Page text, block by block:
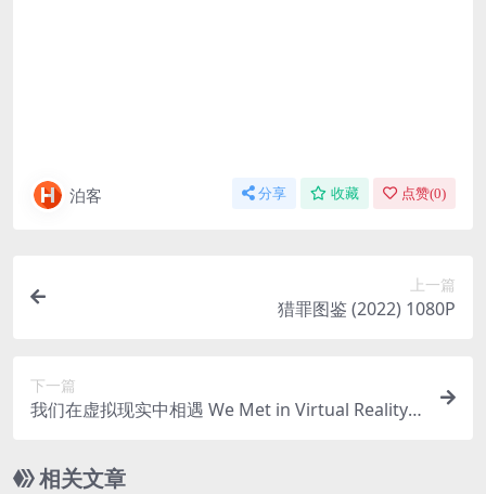
泊客 分享 收藏 点赞(0)
上一篇
猎罪图鉴 (2022) 1080P
下一篇
我们在虚拟现实中相遇 We Met in Virtual Reality
相关文章